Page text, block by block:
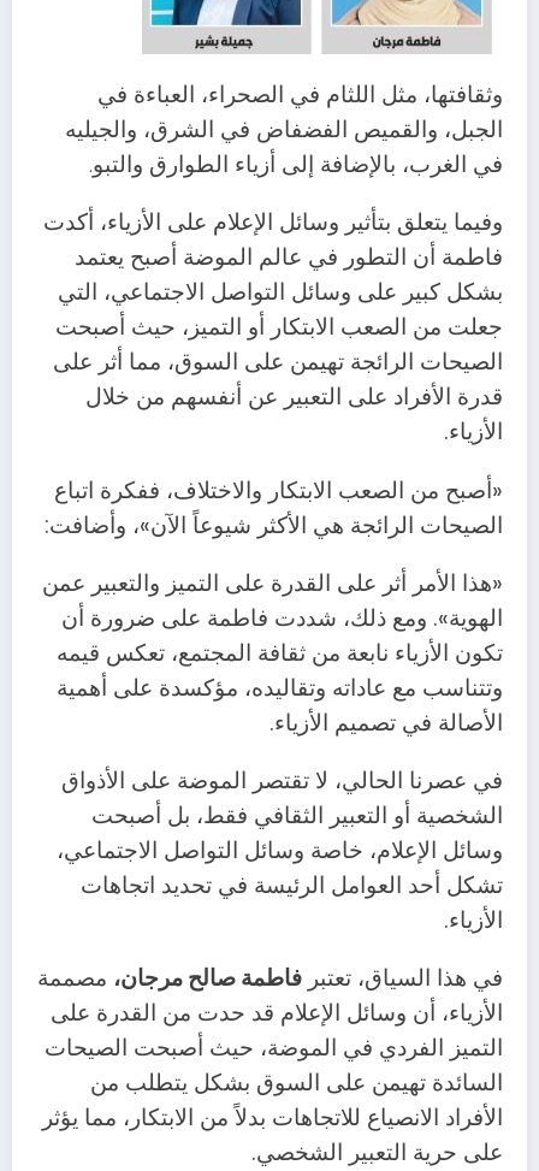
وثقافتها، مثل اللثام في الصحراء، العباءة في
الجبل، والقميص الفضفاض في الشرق، والجيليه
في الغرب، بالإضافة إلى أزياء الطوارق والتبو.
وفيما يتعلق بتأثير وسائل الإعلام على الأزياء، أكدت
فاطمة أن التطور في عالم الموضة أصبح يعتمد
بشكل كبير على وسائل التواصل الاجتماعي، التي
جعلت من الصعب الابتكار أو التميز، حيث أصبحت
الصيحات الرائجة تهيمن على السوق، مما أثر على
قدرة الأفراد على التعبير عن أنفسهم من خلال
الأزياء.
«أصبح من الصعب الابتكار والاختلاف، ففكرة اتباع
الصيحات الرائجة هي الأكثر شيوعاً الآن»، وأضافت:
«هذا الأمر أثر على القدرة على التميز والتعبير عمن
الهوية». ومع ذلك، شددت فاطمة على ضرورة أن
تكون الأزياء نابعة من ثقافة المجتمع، تعكس قيمه
وتتناسب مع عاداته وتقاليده، مؤكسدة على أهمية
الأصالة في تصميم الأزياء.
في عصرنا الحالي، لا تقتصر الموضة على الأذواق
الشخصية أو التعبير الثقافي فقط، بل أصبحت
وسائل الإعلام، خاصة وسائل التواصل الاجتماعي،
تشكل أحد العوامل الرئيسة في تحديد اتجاهات
الأزياء.
في هذا السياق، تعتبر فاطمة صالح مرجان، مصممة
الأزياء، أن وسائل الإعلام قد حدت من القدرة على
التميز الفردي في الموضة، حيث أصبحت الصيحات
السائدة تهيمن على السوق بشكل يتطلب من
الأفراد الانصياع للاتجاهات بدلاً من الابتكار، مما يؤثر
على حرية التعبير الشخصي.